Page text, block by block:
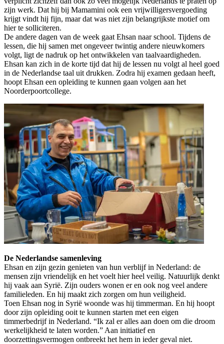
zijn werk. Dat hij bij Mamamini ook een vrijwilligersvergoeding
krijgt vindt hij fijn, maar dat was niet zijn belangrijkste motief om
hier te solliciteren.
De andere dagen van de week gaat Ehsan naar school. Tijdens de
lessen, die hij samen met ongeveer twintig andere nieuwkomers
volgt, ligt de nadruk op het ontwikkelen van taalvaardigheden.
Ehsan kan zich in de korte tijd dat hij de lessen nu volgt al heel goed
in de Nederlandse taal uit drukken. Zodra hij examen gedaan heeft,
hoopt Ehsan een opleiding te kunnen gaan volgen aan het
Noorderpoortcollege.
De Nederlandse samenleving
Ehsan en zijn gezin genieten van hun verblijf in Nederland: de
mensen zijn vriendelijk en het voelt hier heel veilig. Natuurlijk denkt
hij vaak aan Syrië. Zijn ouders wonen er en ook nog veel andere
familieleden. En hij maakt zich zorgen om hun veiligheid.
Toen Ehsan nog in Syrië woonde was hij timmerman. En hij hoopt
door zijn opleiding ooit te kunnen starten met een eigen
timmerbedrijf in Nederland. “Ik zal er alles aan doen om die droom
werkelijkheid te laten worden.” Aan initiatief en
doorzettingsvermogen ontbreekt het hem in ieder geval niet.